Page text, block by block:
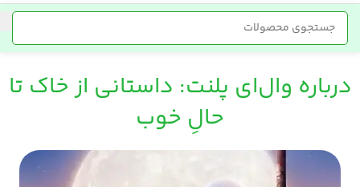
درباره وال‌ای پلنت: داستانی از خاک تا
حالِ خوب